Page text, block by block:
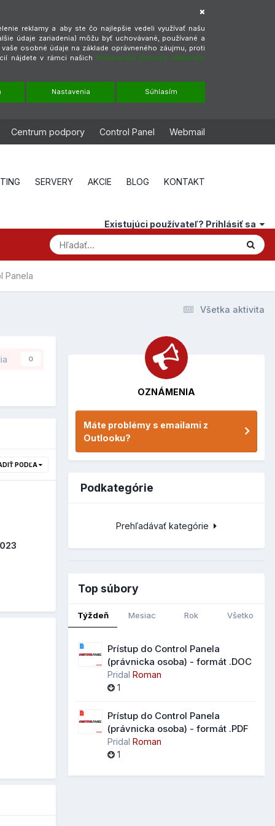
reklamy a aby ste čo najlepšie vedeli využívať našu
údaje zariadenia) môžu byť uchovávané, používané a
osobné údaje na základe oprávneného záujmu, proti
nájdete v rámci našich Podmienok ochrany súkromia.
Nastavenia Súhlasím
Centrum podpory Control Panel Webmail
SERVERY AKCIE BLOG KONTAKT
Existujúci používateľ? Prihlásiť sa
Panela
Všetka aktivita
0
PODĽA
OZNÁMENIA
Máte problémy s emailami z
Outlooku?
Podkategórie
Prehľadávať kategórie
Top súbory
Týždeň Mesiac Rok Všetko
Prístup do Control Panela
(právnicka osoba) - formát .DOC
Pridal Roman
1
Prístup do Control Panela
(právnicka osoba) - formát .PDF
Pridal Roman
1